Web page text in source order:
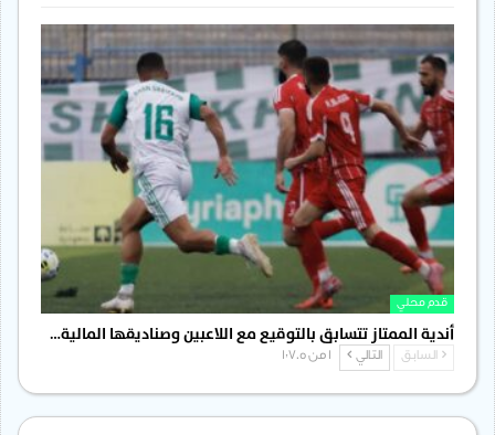
قدم محلي
أندية الممتاز تتسابق بالتوقيع مع اللاعبين وصناديقها المالية…
السابق التالي